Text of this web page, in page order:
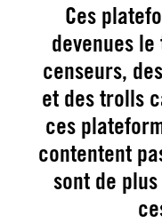
Ces
devenues
censeurs,
et des trolls
ces
contentent
sont de